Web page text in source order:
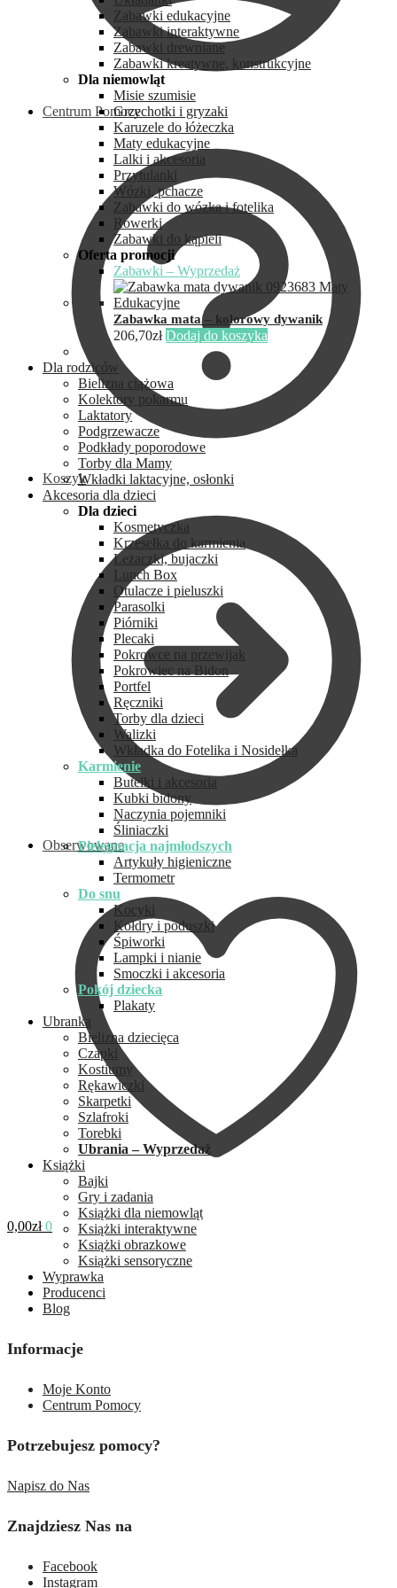
Centrum Pomocy
Koszyk
Obserwowane
0,00zł 0
Zabawki edukacyjne
Zabawki interaktywne
Zabawki drewniane
Zabawki kreatywne, konstrukcyjne
Dla niemowląt
Misie szumisie
Grzechotki i gryzaki
Karuzele do łóżeczka
Maty edukacyjne
Lalki i akcesoria
Przytulanki
Wózki, pchacze
Zabawki do wózka i fotelika
Rowerki
Zabawki do kąpieli
Oferta promocji
Zabawki – Wyprzedaż
Zabawka mata – kolorowy dywanik
206,70zł Dodaj do koszyka
Dla rodziców
Bielizna ciążowa
Kolektory pokarmu
Laktatory
Podgrzewacze
Podkłady poporodowe
Torby dla Mamy
Wkładki laktacyjne, osłonki
Akcesoria dla dzieci
Dla dzieci
Kosmetyczka
Krzesełka do karmienia
Leżaczki, bujaczki
Lunch Box
Otulacze i pieluszki
Parasolki
Piórniki
Plecaki
Pokrowce na przewijak
Pokrowiec na Bidon
Portfel
Ręczniki
Torby dla dzieci
Walizki
Wkładka do Fotelika i Nosidełka
Karmienie
Butelki i akcesoria
Kubki bidony
Naczynia pojemniki
Śliniaczki
Pielęgnacja najmłodszych
Artykuły higieniczne
Termometr
Do snu
Kocyki
Kołdry i poduszki
Śpiworki
Lampki i nianie
Smoczki i akcesoria
Pokój dziecka
Plakaty
Ubranka
Bielizna dziecięca
Czapki
Kostiumy
Rękawiczki
Skarpetki
Szlafroki
Torebki
Ubrania – Wyprzedaż
Książki
Bajki
Gry i zadania
Książki dla niemowląt
Książki interaktywne
Książki obrazkowe
Książki sensoryczne
Wyprawka
Producenci
Blog
Informacje
Moje Konto
Centrum Pomocy
Potrzebujesz pomocy?
Napisz do Nas
Znajdziesz Nas na
Facebook
Instagram